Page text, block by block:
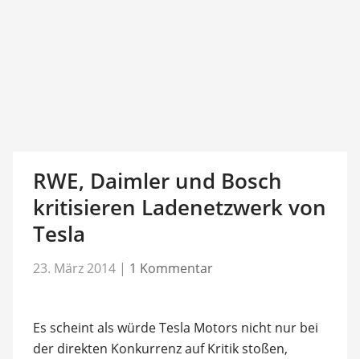
RWE, Daimler und Bosch
kritisieren Ladenetzwerk von
Tesla
23. März 2014 | 1 Kommentar
Es scheint als würde Tesla Motors nicht nur bei
der direkten Konkurrenz auf Kritik stoßen,